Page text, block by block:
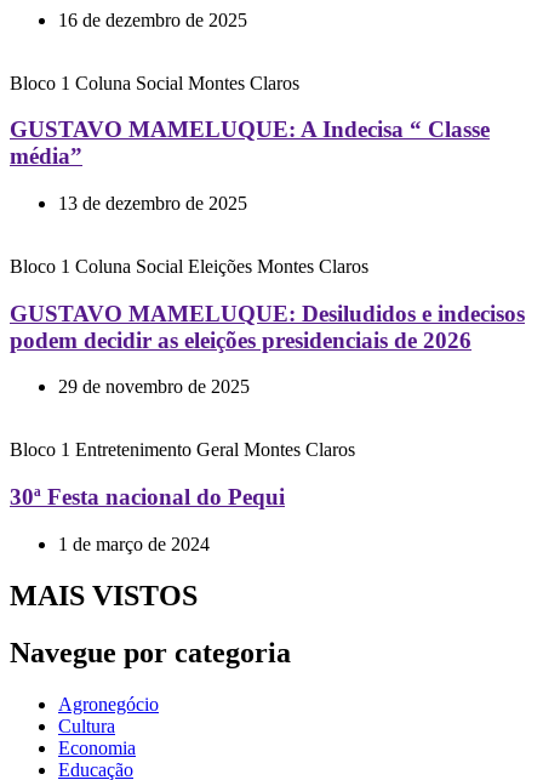
16 de dezembro de 2025
Bloco 1 Coluna Social Montes Claros
GUSTAVO MAMELUQUE: A Indecisa “ Classe
média”
13 de dezembro de 2025
Bloco 1 Coluna Social Eleições Montes Claros
GUSTAVO MAMELUQUE: Desiludidos e indecisos
podem decidir as eleições presidenciais de 2026
29 de novembro de 2025
Bloco 1 Entretenimento Geral Montes Claros
30ª Festa nacional do Pequi
1 de março de 2024
MAIS VISTOS
Navegue por categoria
Agronegócio
Cultura
Economia
Educação